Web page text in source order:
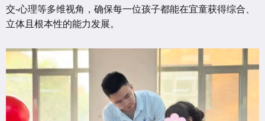
交-心理等多维视角，确保每一位孩子都能在宜童获得综合、
立体且根本性的能力发展。